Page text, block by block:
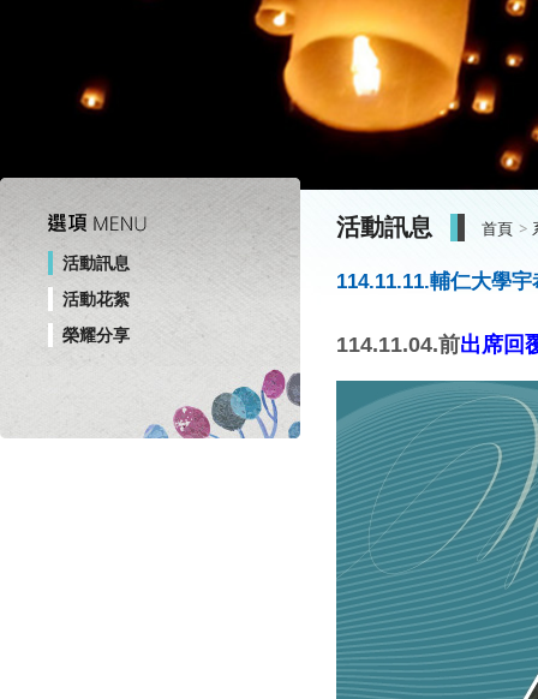
活動訊息
活動花絮
榮耀分享
活動訊息 首頁
114.11.11.輔仁大學
114.11.04.前出席回